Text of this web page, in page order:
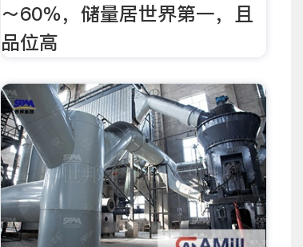
～60％，储量居世界第一，且
品位高